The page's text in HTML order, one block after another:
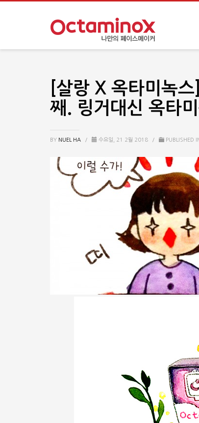
[살랑 X 옥타미녹
째. 링거대신 옥타
BY NUEL HA / 수요일, 21 2월 2018 / PUBLISHED